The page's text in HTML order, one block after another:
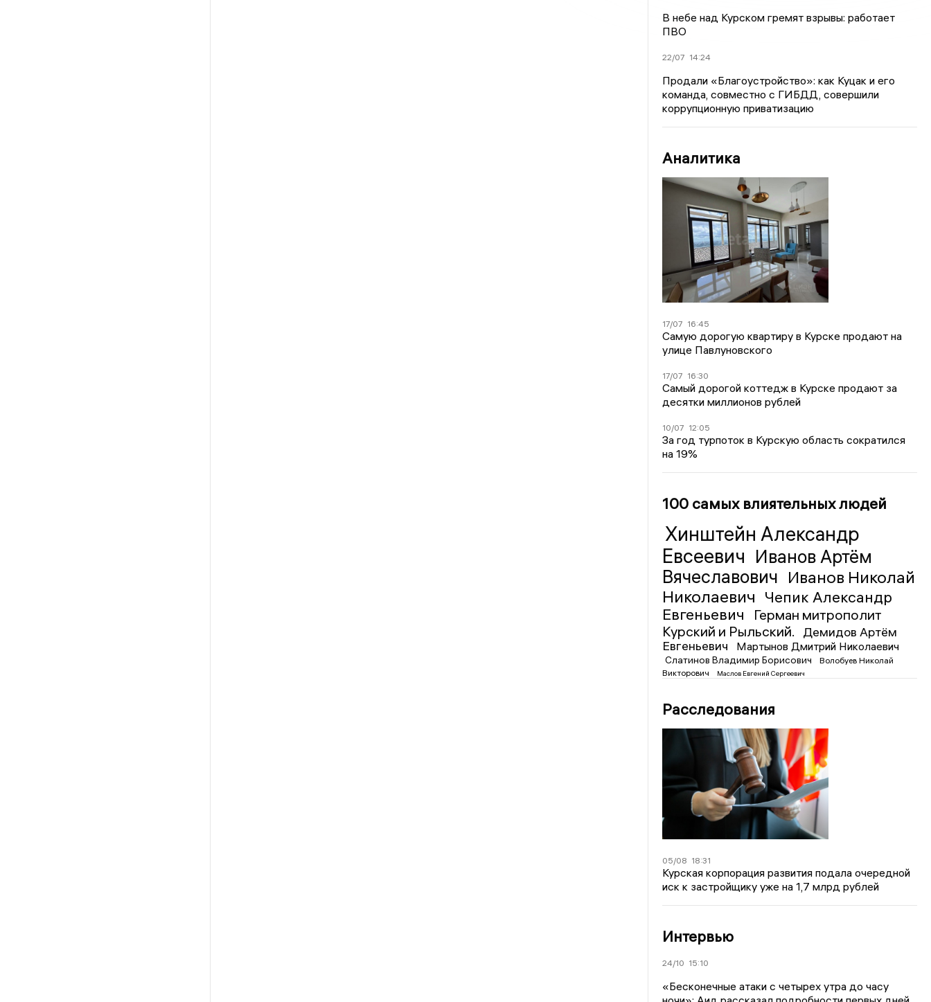
В небе над Курском гремят взрывы: работает
ПВО
22/07 14:24
Продали «Благоустройство»: как Куцак и его
команда, совместно с ГИБДД, совершили
коррупционную приватизацию
Аналитика
17/07 16:45
Самую дорогую квартиру в Курске продают на
улице Павлуновского
17/07 16:30
Самый дорогой коттедж в Курске продают за
десятки миллионов рублей
10/07 12:05
За год турпоток в Курскую область сократился
на 19%
100 самых влиятельных людей
Хинштейн Александр
Евсеевич Иванов Артём
Вячеславович Иванов Николай
Николаевич Чепик Александр
Евгеньевич
Герман митрополит
Курский и Рыльский.
Демидов Артём
Евгеньевич
Мартынов Дмитрий Николаевич
Слатинов Владимир Борисович
Волобуев Николай
Викторович
Маслов Евгений Сергеевич
Расследования
05/08 18:31
Курская корпорация развития подала очередной
иск к застройщику уже на 1,7 млрд рублей
Интервью
24/10 15:10
«Бесконечные атаки с четырех утра до часу